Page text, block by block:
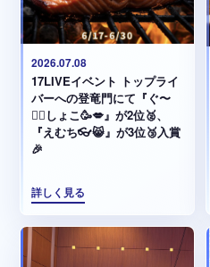
2026.07.08
17LIVEイベント トップライ
バーへの登竜門にて『ぐ〜
✊🏻‪しょこ🥳💋』が2位🥈、
『えむち👓😸』が3位🥉入賞
🎉
詳しく見る